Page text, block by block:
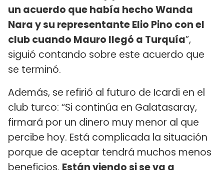
un acuerdo que había hecho Wanda
Nara y su representante Elio Pino con el
club cuando Mauro llegó a Turquía”,
siguió contando sobre este acuerdo que
se terminó.
Además, se refirió al futuro de Icardi en el
club turco: “Si continúa en Galatasaray,
firmará por un dinero muy menor al que
percibe hoy. Está complicada la situación
porque de aceptar tendrá muchos menos
beneficios. Están viendo si se va a